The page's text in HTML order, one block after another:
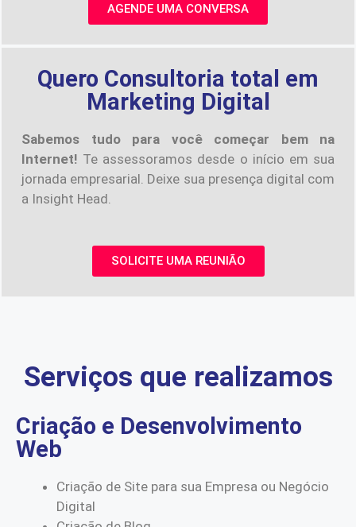
AGENDE UMA CONVERSA
Quero Consultoria total em
Marketing Digital
Sabemos tudo para você começar bem na
Internet! Te assessoramos desde o início em sua
jornada empresarial. Deixe sua presença digital com
a Insight Head.
SOLICITE UMA REUNIÃO
Serviços que realizamos
Criação e Desenvolvimento
Web
Criação de Site para sua Empresa ou Negócio
Digital